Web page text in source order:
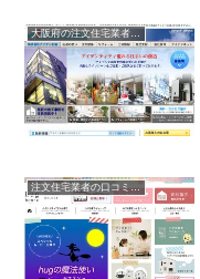
注文住宅業者の口コミと評判、体験談